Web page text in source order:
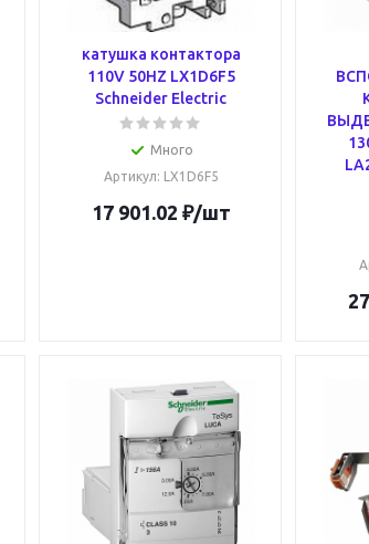
катушка контактора
110V 50HZ LX1D6F5
Schneider Electric
Много
Артикул: LX1D6F5
17 901.02 ₽/шт